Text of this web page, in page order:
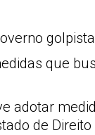
que
adotar
de